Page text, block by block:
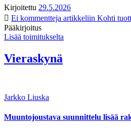
Kirjoitettu 29.5.2026
Ei kommentteja artikkeliin Kohti
Pääkirjoitus
Lisää toimitukselta
Vieraskynä
Jarkko Liuska
Muuntojoustava suunnittelu lisää